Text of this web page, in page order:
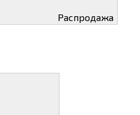
Распродажа